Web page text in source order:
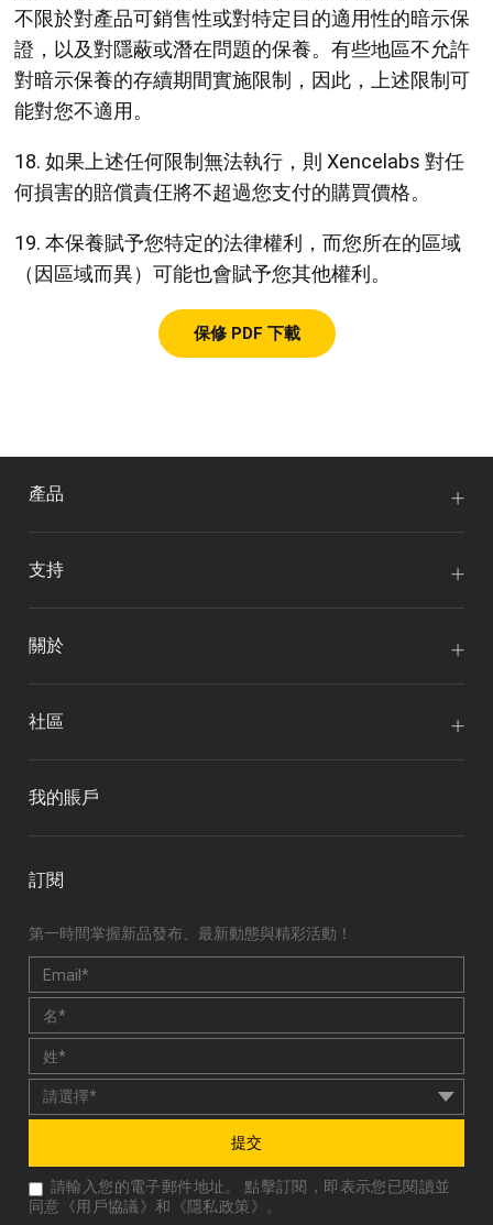
不限於對產品可銷售性或對特定目的適用性的暗示保
證，以及對隱蔽或潛在問題的保養。有些地區不允許
對暗示保養的存續期間實施限制，因此，上述限制可
能對您不適用。
18. 如果上述任何限制無法執行，則 Xencelabs 對任
何損害的賠償責仼將不超過您支付的購買價格。
19. 本保養賦予您特定的法律權利，而您所在的區域
（因區域而異）可能也會賦予您其他權利。
保修 PDF 下載
產品
支持
關於
社區
我的賬戶
訂閱
第一時間掌握新品發布、最新動態與精彩活動！
提交
請輸入您的電子郵件地址。 點擊訂閱，即表示您已閱讀並
同意《 用戶協議》和《隱私政策》。